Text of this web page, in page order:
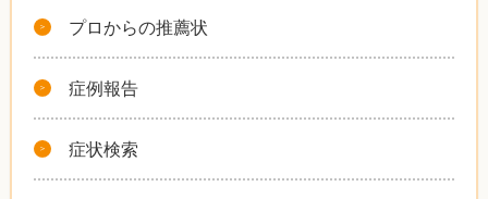
プロからの推薦状
症例報告
症状検索